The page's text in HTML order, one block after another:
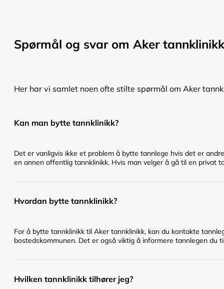
Spørmål og svar om Aker tannklinikk
Her har vi samlet noen ofte stilte spørmål om Aker
Kan man bytte tannklinikk?
Det er vanligvis ikke et problem å bytte tannlege hvis det er
en annen offentlig tannklinikk. Hvis man velger å gå til en privat
Hvordan bytte tannklinikk?
For å bytte tannklinikk til Aker tannklinikk, kan du kontakte
bostedskommunen. Det er også viktig å informere tannlegen du
Hvilken tannklinikk tilhører jeg?